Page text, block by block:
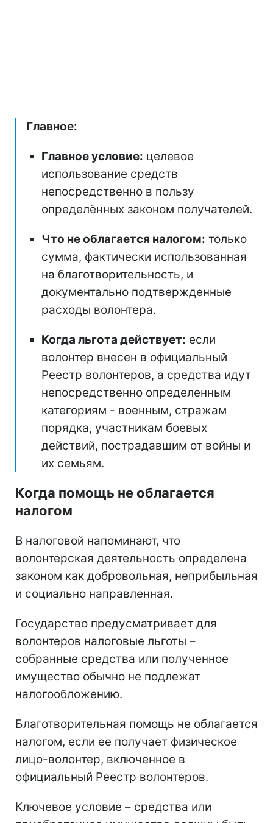
Главное:
Главное условие: целевое
использование средств
непосредственно в пользу
определённых законом получателей.
Что не облагается налогом: только
сумма, фактически использованная
на благотворительность, и
документально подтвержденные
расходы волонтера.
Когда льгота действует: если
волонтер внесен в официальный
Реестр волонтеров, а средства идут
непосредственно определенным
категориям - военным, стражам
порядка, участникам боевых
действий, пострадавшим от войны и
их семьям.
Когда помощь не облагается
налогом
В налоговой напоминают, что
волонтерская деятельность определена
законом как добровольная, неприбыльная
и социально направленная.
Государство предусматривает для
волонтеров налоговые льготы –
собранные средства или полученное
имущество обычно не подлежат
налогообложению.
Благотворительная помощь не облагается
налогом, если ее получает физическое
лицо-волонтер, включенное в
официальный Реестр волонтеров.
Ключевое условие – средства или